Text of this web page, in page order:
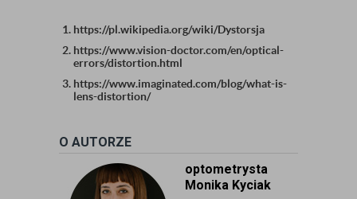
https://pl.wikipedia.org/wiki/Dystorsja
https://www.vision-doctor.com/en/optical-
errors/distortion.html
https://www.imaginated.com/blog/what-is-
lens-distortion/
O AUTORZE
optometrysta
Monika Kyciak